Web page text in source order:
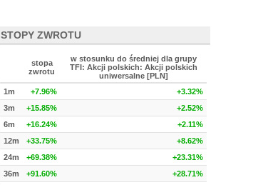
STOPY ZWROTU
stopa
zwrotu
w stosunku do średniej dla grupy
TFI: Akcji polskich: Akcji polskich
uniwersalne [PLN]
1m
+7.96%
+3.32%
3m
+15.85%
+2.52%
6m
+16.24%
+2.11%
12m
+33.75%
+8.62%
24m
+69.38%
+23.31%
36m
+91.60%
+28.71%